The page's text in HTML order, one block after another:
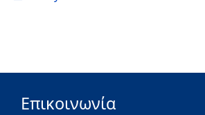
Επικοινωνία